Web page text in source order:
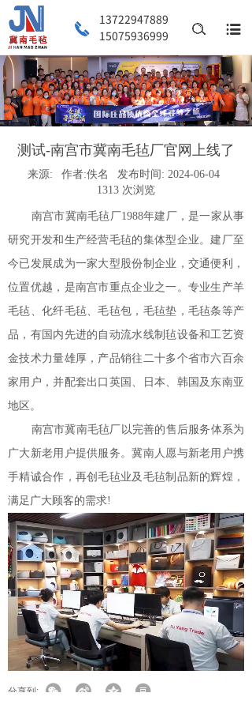
搜索
13722947889
15075936999
测试-南宫市冀南毛毡厂官网上线了
来源: 作者:佚名 发布时间: 2024-06-04
1313 次浏览
南宫市冀南毛毡厂1988年建厂，是一家从事
研究开发和生产经营毛毡的集体型企业。建厂至
今已发展成为一家大型股份制企业，交通便利，
位置优越，是南宫市重点企业之一。专业生产羊
毛毡、化纤毛毡、毛毡包，毛毡垫，毛毡条等产
品，有国内先进的自动流水线制毡设备和工艺资
金技术力量雄厚，产品销往二十多个省市六百余
家用户，并配套出口英国、日本、韩国及东南亚
地区。
南宫市冀南毛毡厂以完善的售后服务体系为
广大新老用户提供服务。冀南人愿与新老用户携
手精诚合作，再创毛毡业及毛毡制品新的辉煌，
满足广大顾客的需求!
分享到: